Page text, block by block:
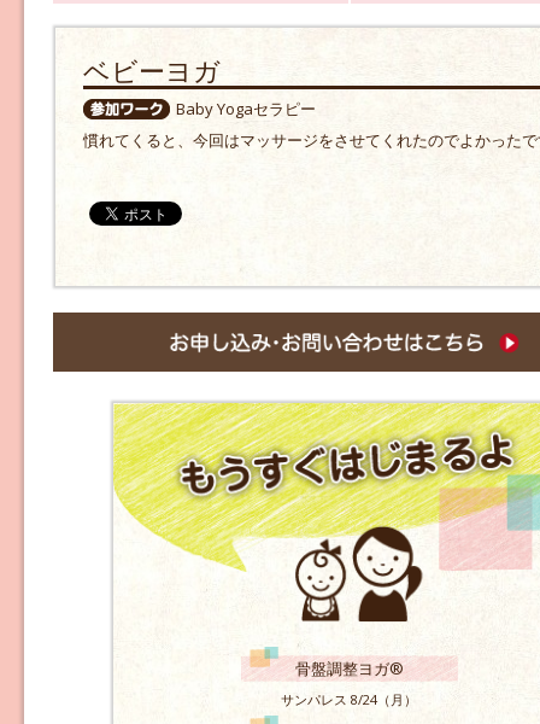
ベビーヨガ
Baby Yogaセラピー
慣れてくると、今回はマッサージをさせてくれたのでよかった
骨盤調整ヨガ®
サンパレス 8/24（月）